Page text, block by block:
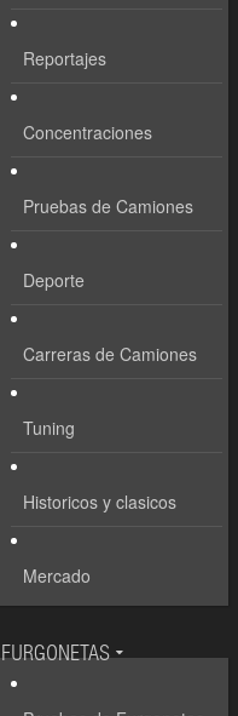
Reportajes
Concentraciones
Pruebas de Camiones
Deporte
Carreras de Camiones
Tuning
Historicos y clasicos
Mercado
FURGONETAS